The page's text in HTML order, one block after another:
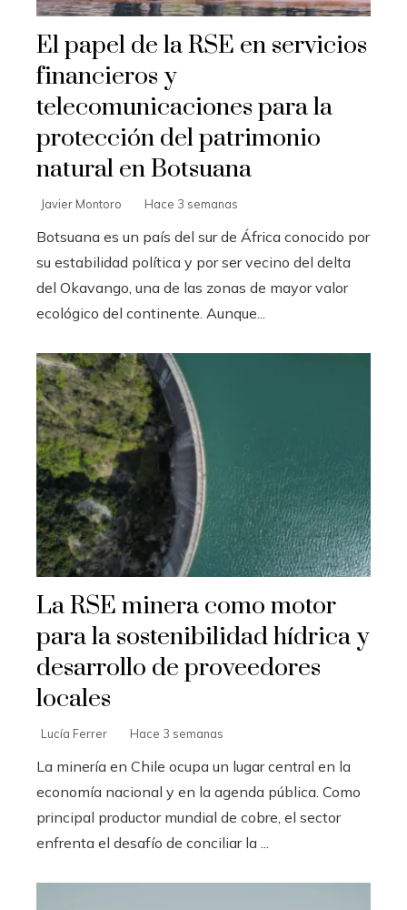
El papel de la RSE en servicios
financieros y
telecomunicaciones para la
protección del patrimonio
natural en Botsuana
Javier Montoro Hace 3 semanas
Botsuana es un país del sur de África conocido por
su estabilidad política y por ser vecino del delta
del Okavango, una de las zonas de mayor valor
ecológico del continente. Aunque...
La RSE minera como motor
para la sostenibilidad hídrica y
desarrollo de proveedores
locales
Lucía Ferrer Hace 3 semanas
La minería en Chile ocupa un lugar central en la
economía nacional y en la agenda pública. Como
principal productor mundial de cobre, el sector
enfrenta el desafío de conciliar la ...